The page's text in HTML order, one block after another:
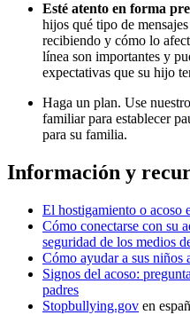
Esté atento en forma
hijos qué tipo de
recibiendo y cómo lo
línea son importantes y
expectativas que su hijo
Haga un plan. Use nuestro
familiar para establecer
para su familia.
Información y
El hostigamiento o acoso
Cómo conectarse con su
seguridad de los medios
Cómo ayudar a sus niños
Signos del acoso:
padres
Stopbullying.gov en